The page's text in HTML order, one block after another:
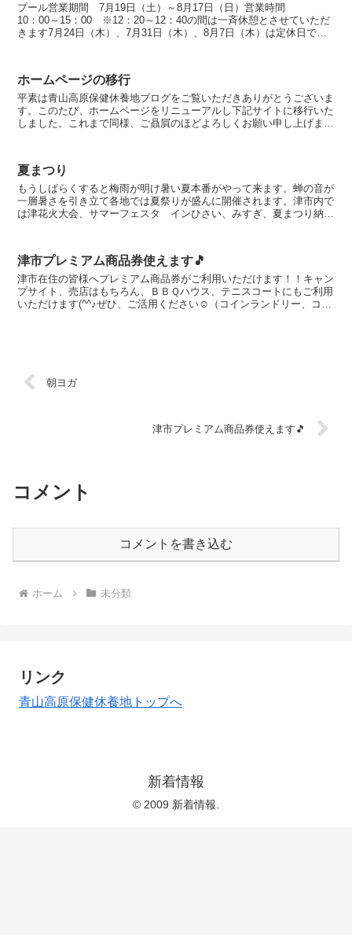
プール営業期間 7月19日（土）～8月17日（日）営業時間
10：00～15：00 ※12：20～12：40の間は一斉休憩とさせていただ
きます7月24日（木）、7月31日（木）、8月7日（木）は定休日で
ホームページの移行
平素は青山高原保健休養地ブログをご覧いただきありがとうございま
す。このたび、ホームページをリニューアルし下記サイトに移行いた
しました。これまで同様、ご贔屓のほどよろしくお願い申し上げま
夏まつり
もうしばらくすると梅雨が明け暑い夏本番がやって来ます。蝉の音が
一層暑さを引き立て各地では夏祭りが盛んに開催されます。津市内で
は津花火大会、サマーフェスタ インひさい、みすぎ、夏まつり納涼
津市プレミアム商品券使えます🎵
津市在住の皆様へプレミアム商品券がご利用いただけます！！キャン
プサイト、売店はもちろん、ＢＢＱハウス、テニスコートにもご利用
いただけます(^^♪ぜひ、ご活用ください☺（コインランドリー、コイ
朝ヨガ
津市プレミアム商品券使えます🎵
コメント
コメントを書き込む
ホーム 未分類
リンク
青山高原保健休養地トップへ
新着情報
© 2009 新着情報.